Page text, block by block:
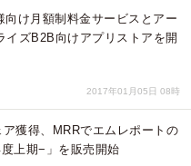
け月額制料金サービスとアー
イズB2B向けアプリストアを開
2017年01月05日 08時
獲得、MRRでエムレポートの
上期−」を販売開始